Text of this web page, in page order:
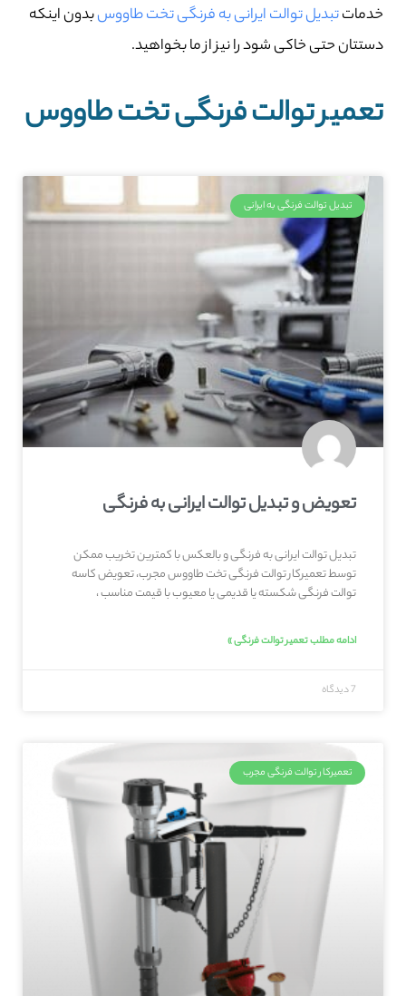
خدماتتبدیل توالت ایرانی به فرنگی تخت طاووسبدون اینکه
دستتان حتی خاکی شود را نیز از ما بخواهید.
تعمیر توالت فرنگی تخت طاووس
تبدیل توالت فرنگی به ایرانی
تعویض و تبدیل توالت ایرانی به فرنگی
تبدیل توالت ایرانی به فرنگی و بالعکس با کمترین تخریب ممکن
توسط تعمیرکار توالت فرنگی تخت طاووس مجرب، تعویض کاسه
توالت فرنگی شکسته یا قدیمی یا معیوب با قیمت مناسب ،
ادامه مطلب تعمیر توالت فرنگی »
7 دیدگاه
تعمیرکار توالت فرنگی مجرب